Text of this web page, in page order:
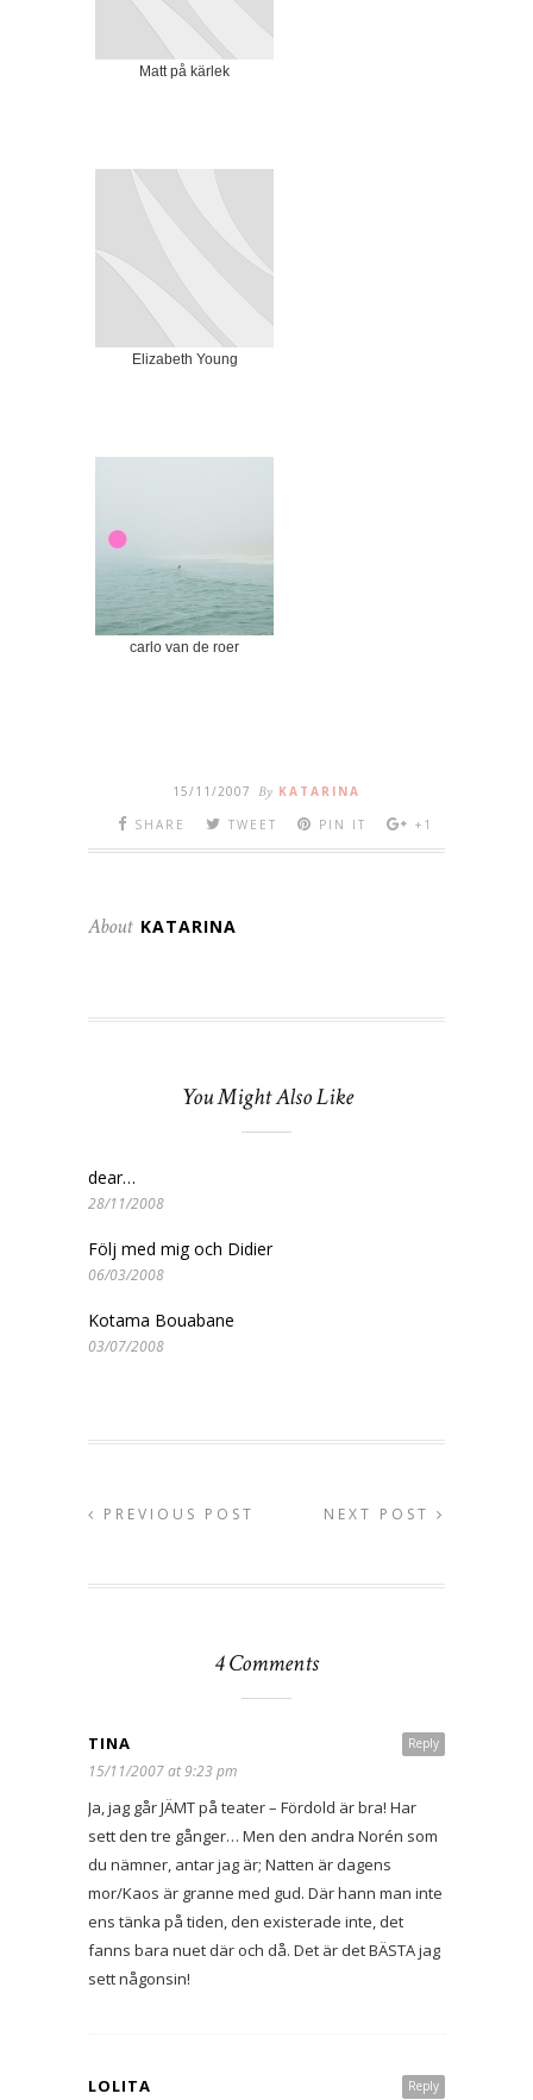
Matt på kärlek
Elizabeth Young
carlo van de roer
15/11/2007 By KATARINA
SHARE
TWEET PIN IT +1
About KATARINA
You Might Also Like
dear…
28/11/2008
Följ med mig och Didier
06/03/2008
Kotama Bouabane
03/07/2008
PREVIOUS POST NEXT POST
4 Comments
Reply
TINA
15/11/2007 at 9:23 pm
Ja, jag går JÄMT på teater – Fördold är bra! Har
sett den tre gånger… Men den andra Norén som
du nämner, antar jag är; Natten är dagens
mor/Kaos är granne med gud. Där hann man inte
ens tänka på tiden, den existerade inte, det
fanns bara nuet där och då. Det är det BÄSTA jag
sett någonsin!
Reply
LOLITA